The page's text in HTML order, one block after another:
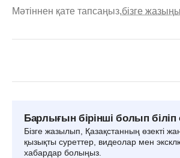
Мәтіннен қате тапсаңыз,бізге
Барлығын бірінші болып
Бізге жазылып, Қазақстанның өзекті
қызықты суреттер, видеолар мен
хабардар болыңыз.